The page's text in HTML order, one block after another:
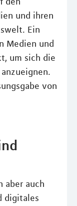
und ihren
Ein
Medien und
um sich die
von
aber auch
digitales